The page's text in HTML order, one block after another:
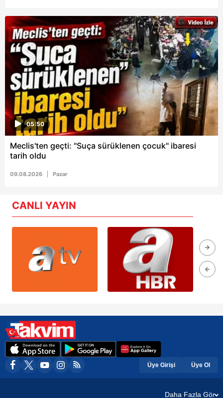
05:50
Meclis'ten geçti: "Suça sürüklenen çocuk" ibaresi
tarih oldu
09.08.2026 Pazar
CANLI YAYIN
Üye Girişi Üye Ol
Daha Fazla Gör